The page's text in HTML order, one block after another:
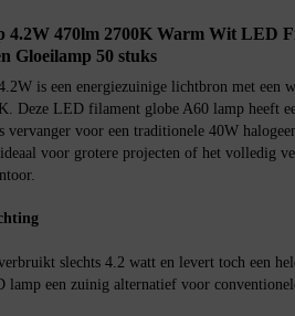
4.2W 470lm 2700K Warm Wit LED
Gloeilamp 50 stuks
is een energiezuinige lichtbron met een
Deze LED filament globe A60 lamp heeft
vervanger voor een traditionele 40W
voor grotere projecten of het volledig
slechts 4.2 watt en levert toch een
lamp een zuinig alternatief voor